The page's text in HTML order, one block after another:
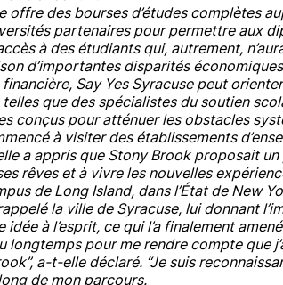
offre des bourses d’études complètes
partenaires pour permettre aux
à des étudiants qui, autrement,
d’importantes disparités
financière, Say Yes Syracuse peut
que des spécialistes du soutien
conçus pour atténuer les obstacles
à visiter des établissements
a appris que Stony Brook proposait
rêves et à vivre les nouvelles
de Long Island, dans l’État de New
la ville de Syracuse, lui donnant
idée à l’esprit, ce qui l’a finalement
longtemps pour me rendre compte que
a-t-elle déclaré. “Je suis
de mon parcours.